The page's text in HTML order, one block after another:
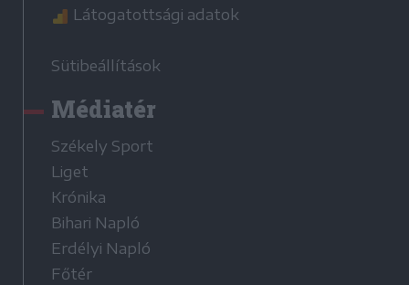
Látogatottsági adatok
Sütibeállítások
Médiatér
Székely Sport
Liget
Krónika
Bihari Napló
Erdélyi Napló
Főtér